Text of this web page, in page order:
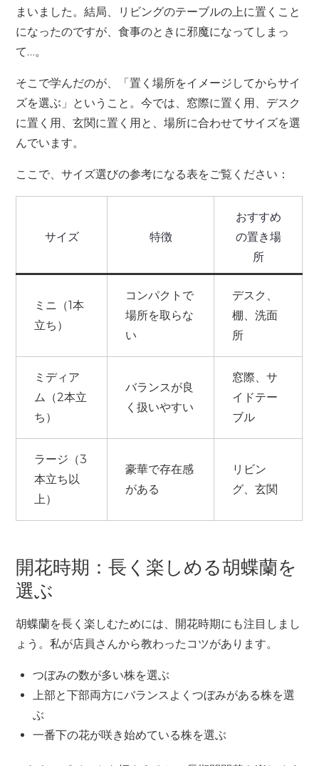
まいました。結局、リビングのテーブルの上に置くこと
になったのですが、食事のときに邪魔になってしまっ
て…。
そこで学んだのが、「置く場所をイメージしてからサイ
ズを選ぶ」ということ。今では、窓際に置く用、デスク
に置く用、玄関に置く用と、場所に合わせてサイズを選
んでいます。
ここで、サイズ選びの参考になる表をご覧ください：
サイズ 特徴
おすすめ
の置き場
所
ミニ（1本
立ち）
コンパクトで
場所を取らな
い
デスク、
棚、洗面
所
ミディア
ム（2本立
ち）
バランスが良
く扱いやすい
窓際、サ
イドテー
ブル
ラージ（3
本立ち以
上）
豪華で存在感
がある
リビン
グ、玄関
開花時期：長く楽しめる胡蝶蘭を
選ぶ
胡蝶蘭を長く楽しむためには、開花時期にも注目しまし
ょう。私が店員さんから教わったコツがあります。
つぼみの数が多い株を選ぶ
上部と下部両方にバランスよくつぼみがある株を選
ぶ
一番下の花が咲き始めている株を選ぶ